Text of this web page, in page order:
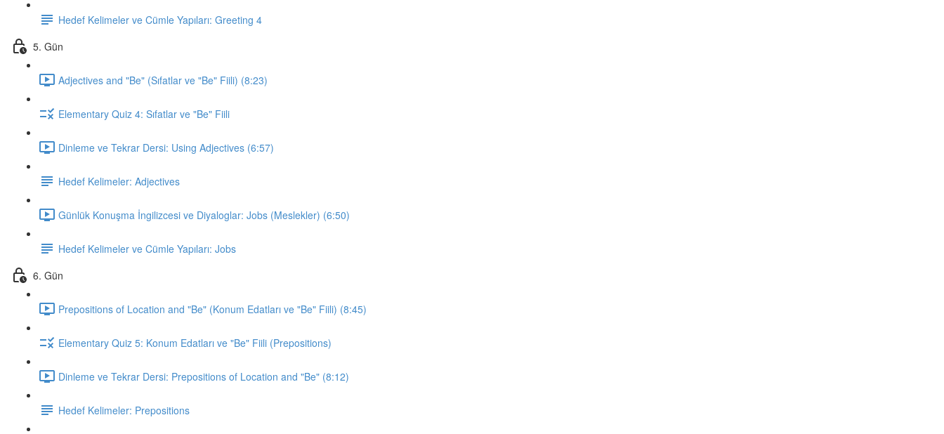
Hedef Kelimeler ve Cümle Yapıları: Greeting 4
5. Gün
Adjectives and "Be" (Sıfatlar ve "Be" Fiili) (8:23)
Elementary Quiz 4: Sıfatlar ve "Be" Fiili
Dinleme ve Tekrar Dersi: Using Adjectives (6:57)
Hedef Kelimeler: Adjectives
Günlük Konuşma İngilizcesi ve Diyaloglar: Jobs (Meslekler) (6:50)
Hedef Kelimeler ve Cümle Yapıları: Jobs
6. Gün
Prepositions of Location and "Be" (Konum Edatları ve "Be" Fiili) (8:45)
Elementary Quiz 5: Konum Edatları ve "Be" Fiili (Prepositions)
Dinleme ve Tekrar Dersi: Prepositions of Location and "Be" (8:12)
Hedef Kelimeler: Prepositions